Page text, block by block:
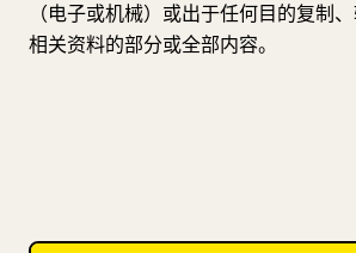
（电子或机械）或出于任何目的复制
相关资料的部分或全部内容。